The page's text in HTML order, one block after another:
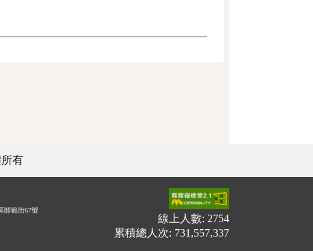
有
師範街67號
線上人數: 2754
累積總人次: 731,557,337